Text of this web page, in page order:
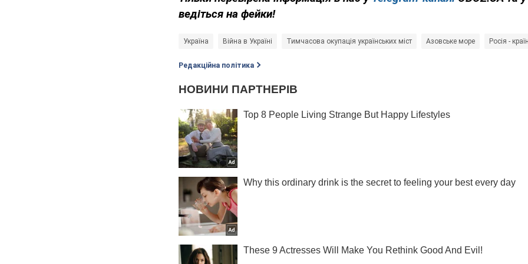
ведіться на фейки!
Україна Війна в Україні Тимчасова окупація українських міст Азовське море Росія -
Редакційна політика